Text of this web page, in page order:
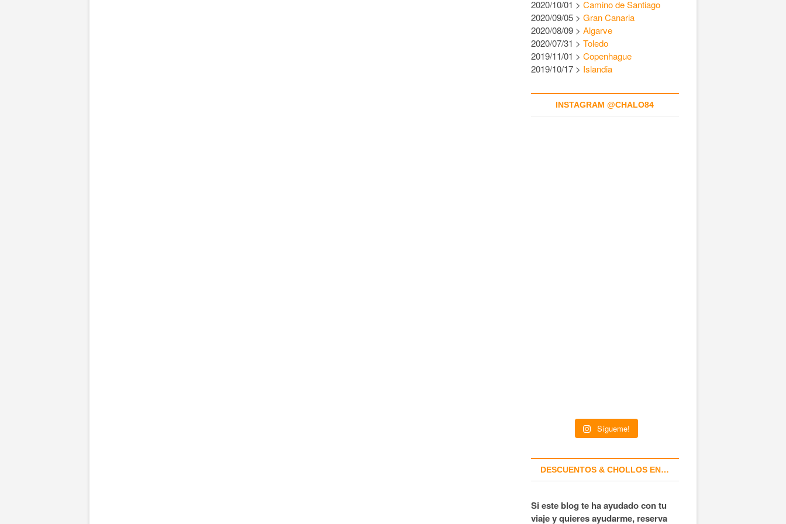
2020/10/01 > Camino de Santiago
2020/09/05 > Gran Canaria
2020/08/09 > Algarve
2020/07/31 > Toledo
2019/11/01 > Copenhague
2019/10/17 > Islandia
INSTAGRAM @CHALO84
Sígueme!
DESCUENTOS & CHOLLOS EN…
Si este blog te ha ayudado con tu
viaje y quieres ayudarme, reserva